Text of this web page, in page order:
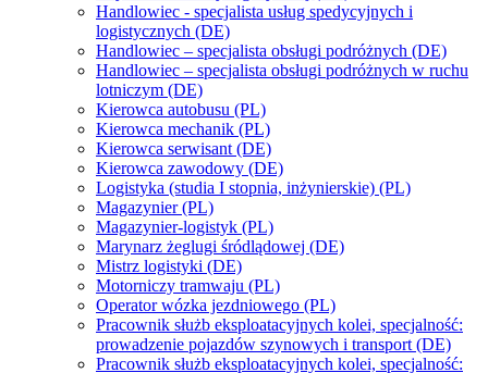
Handlowiec - specjalista usług spedycyjnych i
logistycznych (DE)
Handlowiec – specjalista obsługi podróżnych (DE)
Handlowiec – specjalista obsługi podróżnych w ruchu
lotniczym (DE)
Kierowca autobusu (PL)
Kierowca mechanik (PL)
Kierowca serwisant (DE)
Kierowca zawodowy (DE)
Logistyka (studia I stopnia, inżynierskie) (PL)
Magazynier (PL)
Magazynier-logistyk (PL)
Marynarz żeglugi śródlądowej (DE)
Mistrz logistyki (DE)
Motorniczy tramwaju (PL)
Operator wózka jezdniowego (PL)
Pracownik służb eksploatacyjnych kolei, specjalność:
prowadzenie pojazdów szynowych i transport (DE)
Pracownik służb eksploatacyjnych kolei, specjalność: